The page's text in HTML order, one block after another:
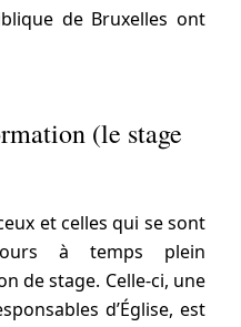
de Bruxelles ont
(le stage
et celles qui se sont
à temps plein
de stage. Celle-ci, une
d’Église, est